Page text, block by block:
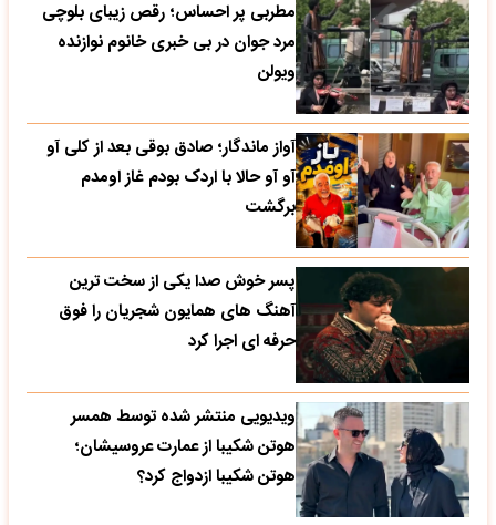
مطربی پر احساس؛ رقص زیبای بلوچی
مرد جوان در بی خبری خانوم نوازنده
ویولن
آواز ماندگار؛ صادق بوقی بعد از کلی آو
آو آو حالا با اردک بودم غاز اومدم
برگشت
پسر خوش صدا یکی از سخت ترین
آهنگ های همایون شجریان را فوق
حرفه ای اجرا کرد
ویدیویی منتشر شده توسط همسر
هوتن شکیبا از عمارت عروسیشان؛
هوتن شکیبا ازدواج کرد؟